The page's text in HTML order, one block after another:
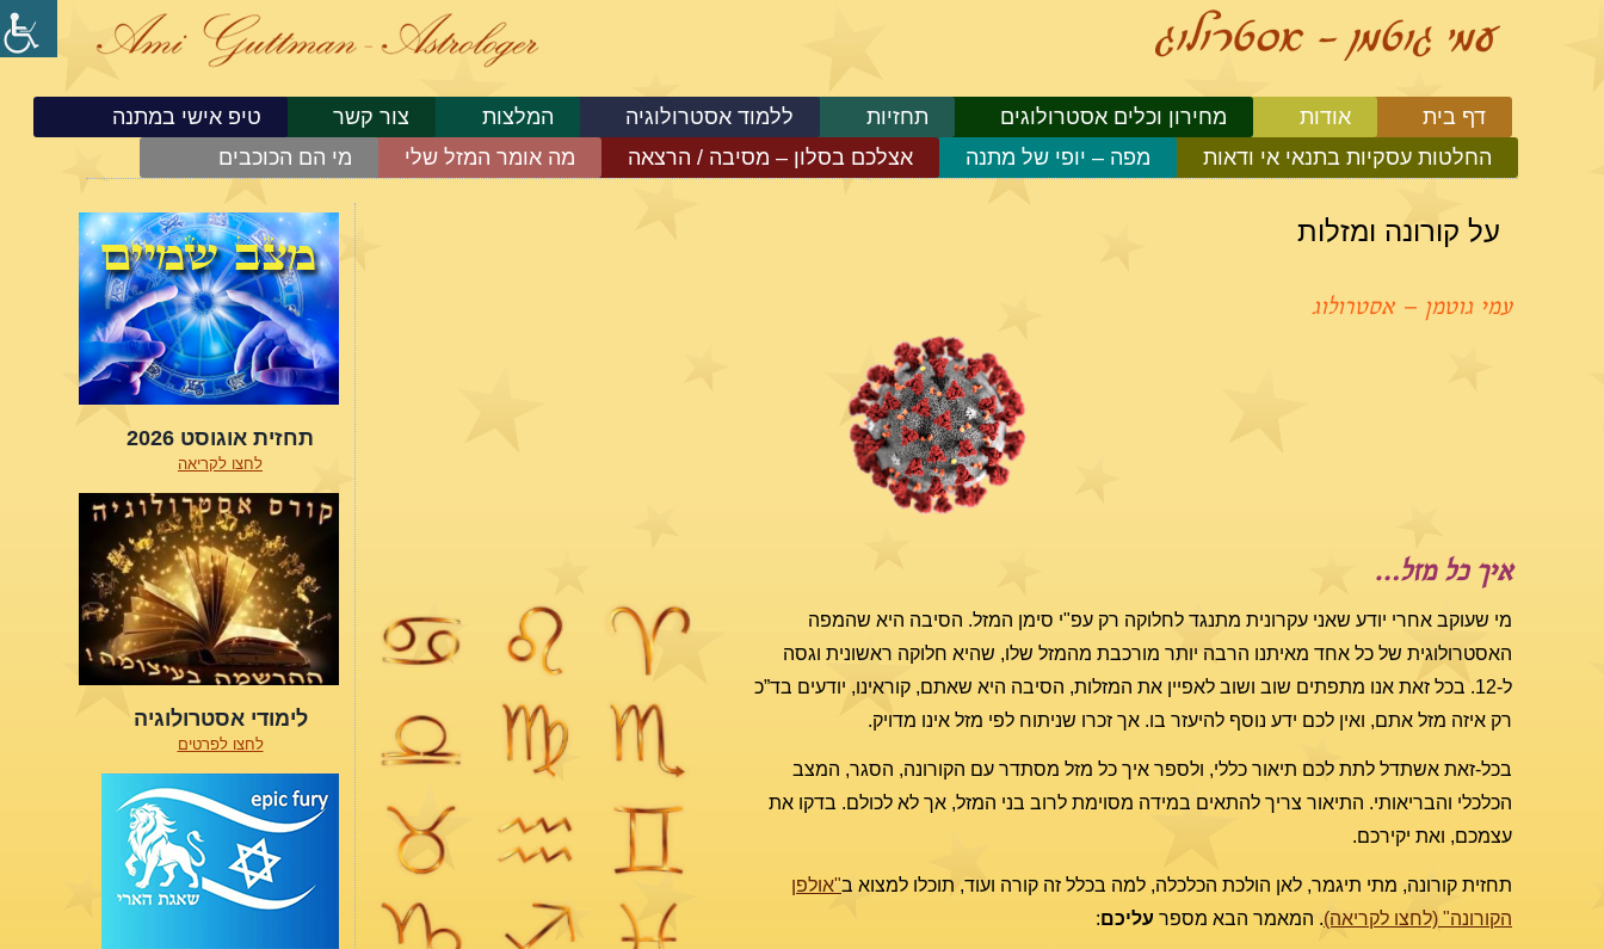
דף בית אודות מחירון וכלים אסטרולוגים תחזיות ללמוד אסטרולוגיה המלצות צור קשר
טיפ אישי במתנה
החלטות עסקיות בתנאי אי ודאות
מפה – יופי של מתנה אצלכם בסלון – מסיבה / הרצאה מה אומר המזל שלי מי הם הכוכבים
על קורונה ומזלות
עמי גוטמן – אסטרולוג
איך כל מזל…
מי שעוקב אחרי יודע שאני עקרונית מתנגד לחלוקה רק עפ"י סימן המזל. הסיבה היא שהמפה
האסטרולוגית של כל אחד מאיתנו הרבה יותר מורכבת מהמזל שלו, שהיא חלוקה ראשונית וגסה
ל-12. בכל זאת אנו מתפתים שוב ושוב לאפיין את המזלות, הסיבה היא שאתם, קוראינו, יודעים בד”כ
רק איזה מזל אתם, ואין לכם ידע נוסף להיעזר בו. אך זכרו שניתוח לפי מזל אינו מדויק.
בכל-זאת אשתדל לתת לכם תיאור כללי, ולספר איך כל מזל מסתדר עם הקורונה, הסגר, המצב
הכלכלי והבריאותי. התיאור צריך להתאים במידה מסוימת לרוב בני המזל, אך לא לכולם. בדקו את
עצמכם, ואת יקירכם.
תחזית קורונה, מתי תיגמר, לאן הולכת הכלכלה, למה בכלל זה קורה ועוד, תוכלו למצוא ב"אולפן
הקורונה" (לחצו לקריאה). המאמר הבא מספר עליכם:
תחזית אוגוסט 2026
לחצו לקריאה
לימודי אסטרולוגיה
לחצו לפרטים